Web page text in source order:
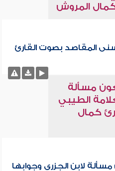
المروش
المقاصد بصوت القارئ
مسألة
الطيبي
كمال
لابن الجزري وجوابها